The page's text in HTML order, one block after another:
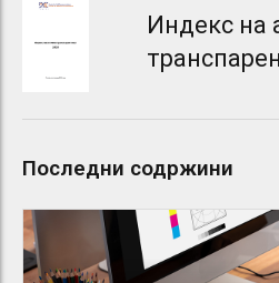
Индекс на
Последни содржини